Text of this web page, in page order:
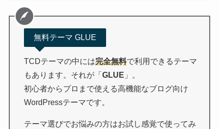
無料テーマ GLUE
TCDテーマの中には完全無料で利用できるテーマ
もあります。それが「 GLUE 」。
初心者からプロまで使える高機能なブログ向け
WordPressテーマです。
テーマ選びでお悩みの方はお試し感覚で使ってみ